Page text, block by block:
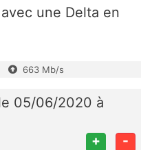
une Delta en
663 Mb/s
05/06/2020 à
+ -